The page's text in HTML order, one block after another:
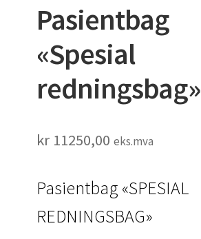
Pasientbag
«Spesial
redningsbag»
kr11250,00 eks.mva
Pasientbag «SPESIAL
REDNINGSBAG»